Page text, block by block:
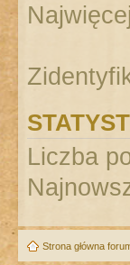
Liczba
Strona główna